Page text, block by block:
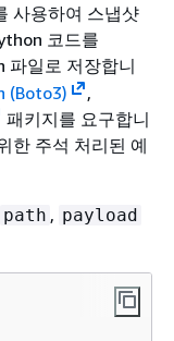
사용하여 스냅샷
코드를
파일로 저장합니
(Boto3)
,
패키지를 요구합니
한 주석 처리된 예
path , payload